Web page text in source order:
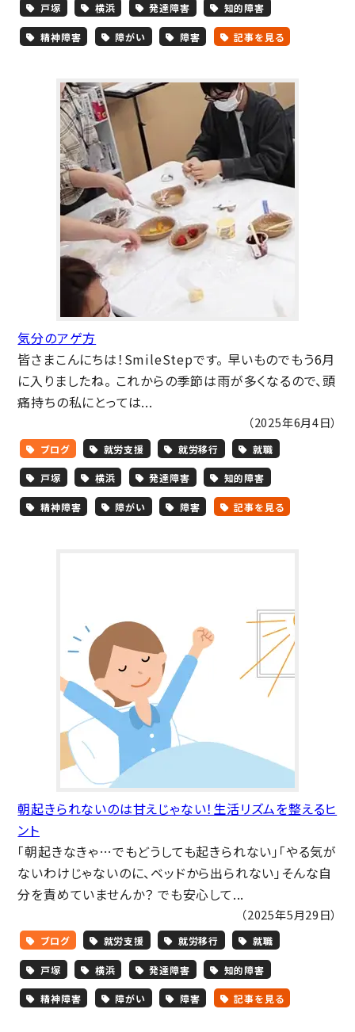
戸塚 横浜 発達障害 知的障害
精神障害 障がい 障害 記事を見る
気分のアゲ方
皆さまこんにちは！SmileStepです。 早いものでもう6月
に入りましたね。 これからの季節は雨が多くなるので、頭
痛持ちの私にとっては...
（2025年6月4日）
ブログ 就労支援 就労移行 就職
戸塚 横浜 発達障害 知的障害
精神障害 障がい 障害 記事を見る
朝起きられないのは甘えじゃない！生活リズムを整えるヒ
ント
「朝起きなきゃ…でもどうしても起きられない」「やる気が
ないわけじゃないのに、ベッドから出られない」そんな自
分を責めていませんか？ でも安心して...
（2025年5月29日）
ブログ 就労支援 就労移行 就職
戸塚 横浜 発達障害 知的障害
精神障害 障がい 障害 記事を見る